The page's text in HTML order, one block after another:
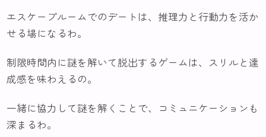
エスケープルームでのデートは、推理力と行動力を活か
せる場になるわ。
制限時間内に謎を解いて脱出するゲームは、スリルと達
成感を味わえるの。
一緒に協力して謎を解くことで、コミュニケーションも
深まるわ。